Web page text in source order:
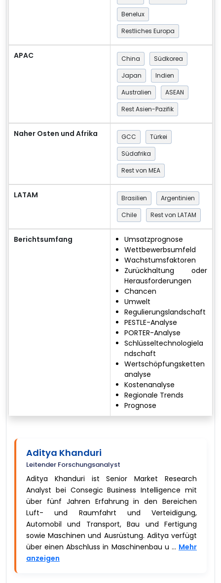
Benelux
Restliches Europa
APAC China
Südkorea
Japan
Indien
Australien
ASEAN
Rest Asien-Pazifik
Naher Osten und Afrika GCC
Türkei
Südafrika
Rest von MEA
LATAM Brasilien
Argentinien
Chile
Rest von LATAM
Berichtsumfang
Umsatzprognose
Wettbewerbsumfeld
Wachstumsfaktoren
Zurückhaltung oder
Herausforderungen
Chancen
Umwelt
Regulierungslandschaft
PESTLE-Analyse
PORTER-Analyse
Schlüsseltechnologiela
ndschaft
Wertschöpfungsketten
analyse
Kostenanalyse
Regionale Trends
Prognose
Aditya Khanduri
Leitender Forschungsanalyst
Aditya Khanduri ist Senior Market Research
Analyst bei Consegic Business Intelligence mit
über fünf Jahren Erfahrung in den Bereichen
Luft- und Raumfahrt und Verteidigung,
Automobil und Transport, Bau und Fertigung
sowie Maschinen und Ausrüstung. Aditya verfügt
über einen Abschluss in Maschinenbau u ... Mehr
anzeigen